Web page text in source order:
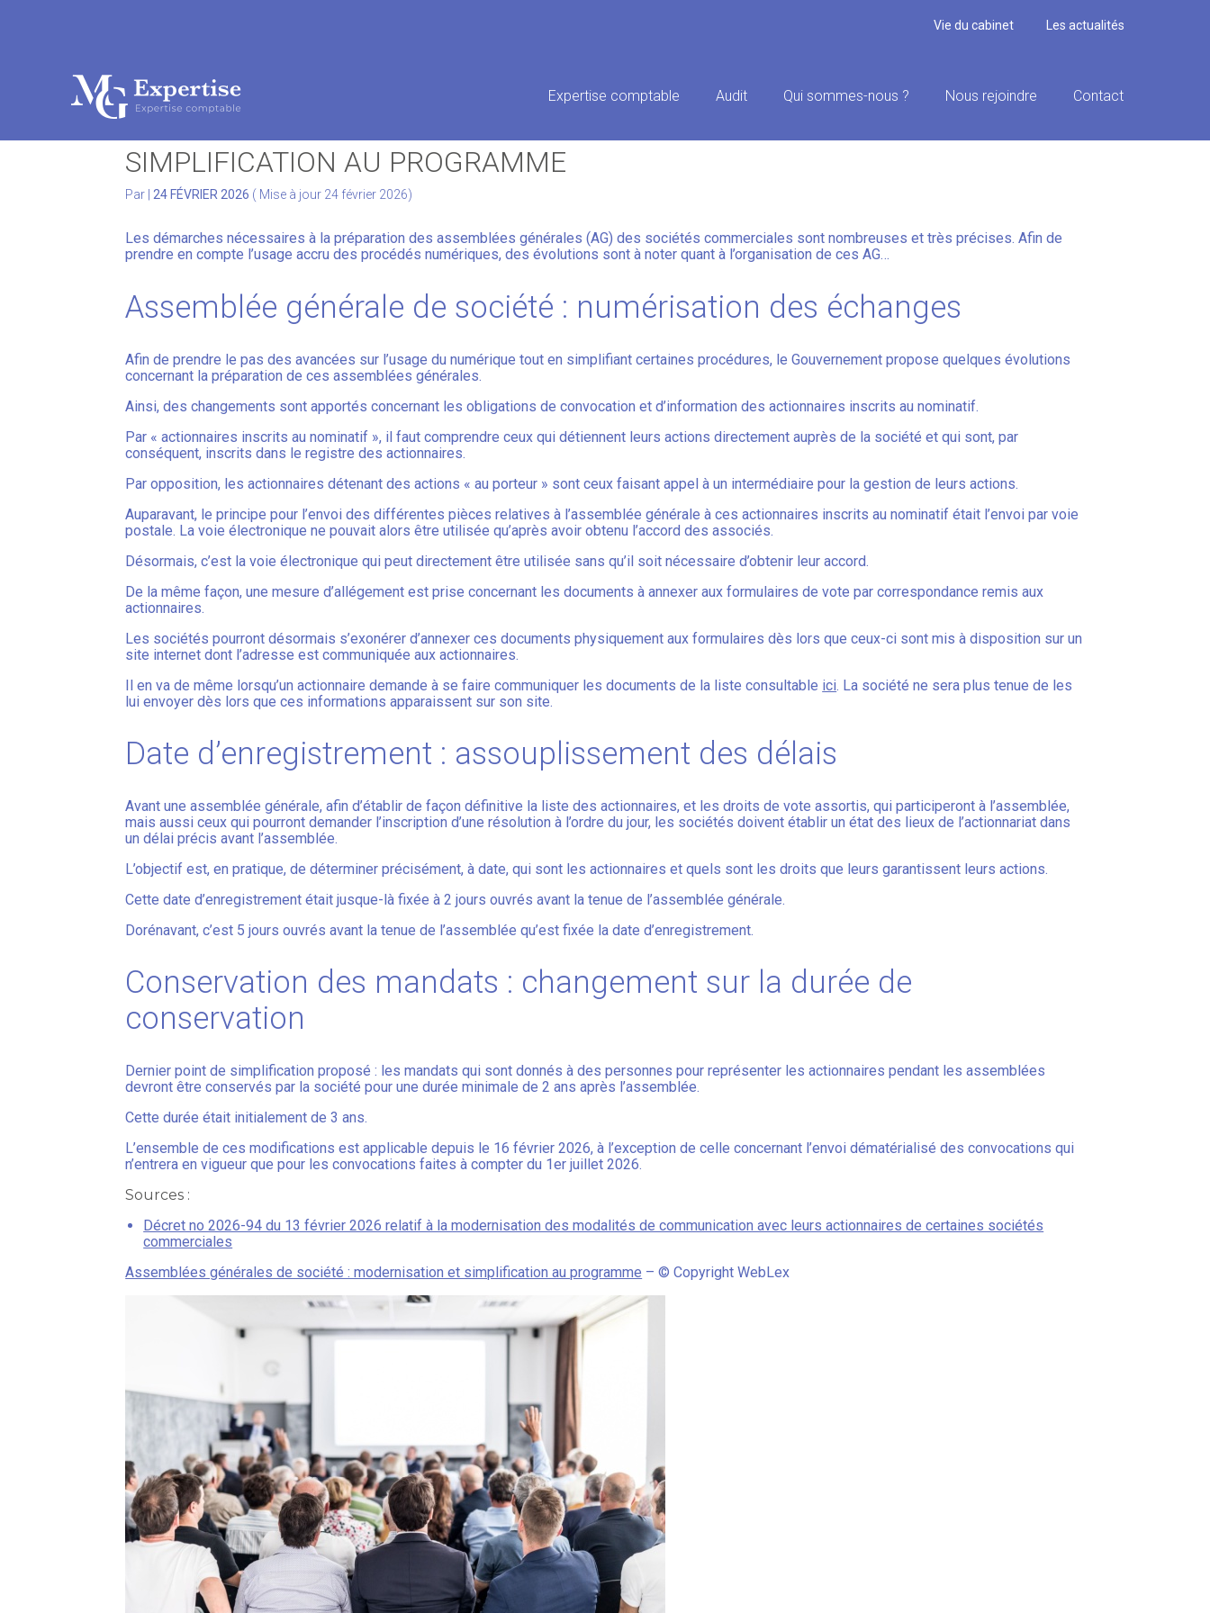
Vie du cabinet Les actualités
Aller
Expertise comptable Audit Qui sommes-nous ? Nous rejoindre Contact
SIMPLIFICATION AU PROGRAMME
Par |24 FÉVRIER 2026 ( Mise à jour 24 février 2026)
Les démarches nécessaires à la préparation des assemblées générales (AG) des sociétés commerciales sont nombreuses et très précises. Afin de
prendre en compte l’usage accru des procédés numériques, des évolutions sont à noter quant à l’organisation de ces AG…
Assemblée générale de société : numérisation des échanges
Afin de prendre le pas des avancées sur l’usage du numérique tout en simplifiant certaines procédures, le Gouvernement propose quelques évolutions
concernant la préparation de ces assemblées générales.
Ainsi, des changements sont apportés concernant les obligations de convocation et d’information des actionnaires inscrits au nominatif.
Par « actionnaires inscrits au nominatif », il faut comprendre ceux qui détiennent leurs actions directement auprès de la société et qui sont, par
conséquent, inscrits dans le registre des actionnaires.
Par opposition, les actionnaires détenant des actions « au porteur » sont ceux faisant appel à un intermédiaire pour la gestion de leurs actions.
Auparavant, le principe pour l’envoi des différentes pièces relatives à l’assemblée générale à ces actionnaires inscrits au nominatif était l’envoi par voie
postale. La voie électronique ne pouvait alors être utilisée qu’après avoir obtenu l’accord des associés.
Désormais, c’est la voie électronique qui peut directement être utilisée sans qu’il soit nécessaire d’obtenir leur accord.
De la même façon, une mesure d’allégement est prise concernant les documents à annexer aux formulaires de vote par correspondance remis aux
actionnaires.
Les sociétés pourront désormais s’exonérer d’annexer ces documents physiquement aux formulaires dès lors que ceux-ci sont mis à disposition sur un
site internet dont l’adresse est communiquée aux actionnaires.
Il en va de même lorsqu’un actionnaire demande à se faire communiquer les documents de la liste consultable ici. La société ne sera plus tenue de les
lui envoyer dès lors que ces informations apparaissent sur son site.
Date d’enregistrement : assouplissement des délais
Avant une assemblée générale, afin d’établir de façon définitive la liste des actionnaires, et les droits de vote assortis, qui participeront à l’assemblée,
mais aussi ceux qui pourront demander l’inscription d’une résolution à l’ordre du jour, les sociétés doivent établir un état des lieux de l’actionnariat dans
un délai précis avant l’assemblée.
L’objectif est, en pratique, de déterminer précisément, à date, qui sont les actionnaires et quels sont les droits que leurs garantissent leurs actions.
Cette date d’enregistrement était jusque-là fixée à 2 jours ouvrés avant la tenue de l’assemblée générale.
Dorénavant, c’est 5 jours ouvrés avant la tenue de l’assemblée qu’est fixée la date d’enregistrement.
Conservation des mandats : changement sur la durée de
conservation
Dernier point de simplification proposé : les mandats qui sont donnés à des personnes pour représenter les actionnaires pendant les assemblées
devront être conservés par la société pour une durée minimale de 2 ans après l’assemblée.
Cette durée était initialement de 3 ans.
L’ensemble de ces modifications est applicable depuis le 16 février 2026, à l’exception de celle concernant l’envoi dématérialisé des convocations qui
n’entrera en vigueur que pour les convocations faites à compter du 1er juillet 2026.
Sources :
Décret no 2026-94 du 13 février 2026 relatif à la modernisation des modalités de communication avec leurs actionnaires de certaines sociétés
commerciales
Assemblées générales de société : modernisation et simplification au programme – © Copyright WebLex